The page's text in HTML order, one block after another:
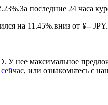
За последние 24 часа
на 11.45%.вниз от ¥-- JPY.
У нее максимальное
, или ознакомьтесь с